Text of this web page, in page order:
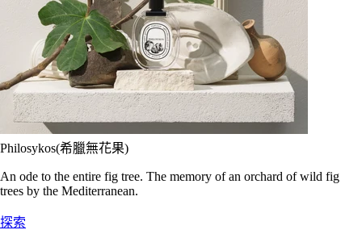
Philosykos(希臘無花果)
An ode to the entire fig tree. The memory of an orchard of wild fig
trees by the Mediterranean.
探索